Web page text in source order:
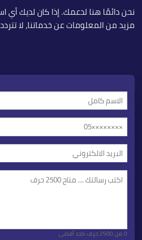
نحن دائمًا هنا لدعمك. إذا كان لديك أي
مزيد من المعلومات عن خدماتنا، لا
الاسم
كامل
(مطلوب)
الهاتف
/
الجوال
(مطلوب)
البريد
الالكتروني
(مطلوب)
رسالتك
(مطلوب)
0 من 2500 حرف كحد أقصى